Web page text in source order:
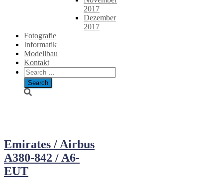
2017
Dezember
2017
Fotografie
Informatik
Modellbau
Kontakt
Search
for:
Emirates / Airbus
A380-842 / A6-
EUT